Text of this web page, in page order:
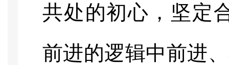
共处的初心，坚定
前进的逻辑中前进